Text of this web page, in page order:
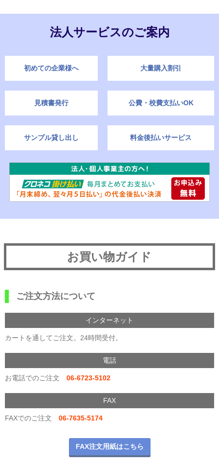
法人サービスのご案内
初めての企業様へ 大量購入割引
見積書発行 公費・校費支払いOK
サンプル貸し出し 料金後払いサービス
お買い物ガイド
ご注文方法について
インターネット
カートを通してご注文。24時間受付。
電話
お電話でのご注文 06-6723-5102
FAX
FAXでのご注文 06-7635-5174
FAX注文用紙はこちら